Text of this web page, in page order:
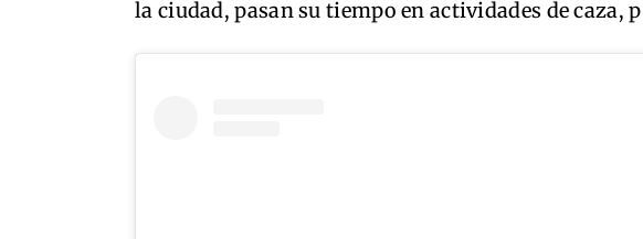
la ciudad, pasan su tiempo en actividades de caza,